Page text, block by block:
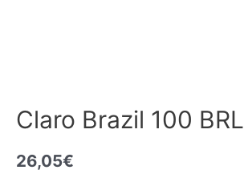
Claro Brazil 100 BRL
26,05€